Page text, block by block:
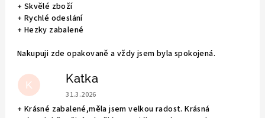
+ Skvělé zboží
+ Rychlé odeslání
+ Hezky zabalené
Nakupuji zde opakovaně a vždy jsem byla spokojená.
K Katka
Hodnocení obchodu je 5 z 5 hvězdiček.
31.3.2026
+ Krásné zabalené,měla jsem velkou radost. Krásná